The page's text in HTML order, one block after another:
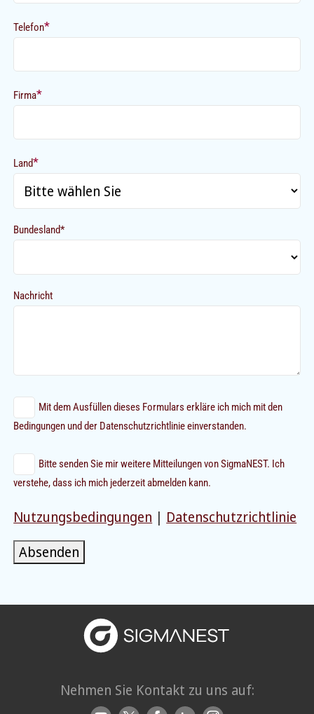
Telefon*
Firma*
Land*
Bundesland*
Nachricht
Mit dem Ausfüllen dieses Formulars erkläre ich mich mit den
Bedingungen und der Datenschutzrichtlinie einverstanden.
Bitte senden Sie mir weitere Mitteilungen von SigmaNEST. Ich
verstehe, dass ich mich jederzeit abmelden kann.
Nutzungsbedingungen | Datenschutzrichtlinie
Absenden
Nehmen Sie Kontakt zu uns auf: